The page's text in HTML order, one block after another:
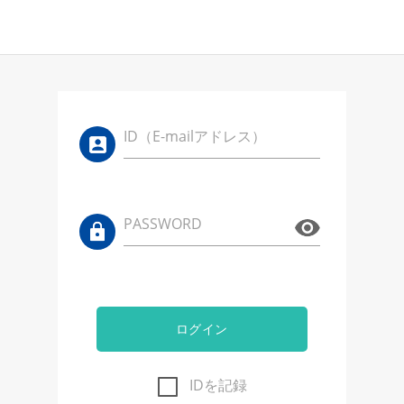
ID（E-mailアドレス）
PASSWORD
ログイン
IDを記録